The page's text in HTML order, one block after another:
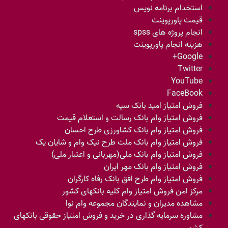
استخدام برنامه نویس
قیمت پاورپوینت
انجام پروژه های spss
هزینه انجام پاورپوینت
Google+
Twitter
YouTube
FaceBook
فروش امتیاز امید بانک سپه
فروش امتیاز وام بانک رسالت و استعلام قیمت
فروش امتیاز وام بانک کشاورزی طرح احسان
فروش امتیاز وام بانک ملت طرح نیک وام و شایان یک
فروش امتیاز وام بانک ملی(مهربانی و اعتبار ملی)
فروش امتیاز وام بانک مهر ایران
فروش امتیاز وام طرح افق بانک رفاه کارگران
مرکز امن فروش امتیاز وام کلیه بانکهای کشور
مشاهده مدیران و نمایندگان مجموعه وام نوا
مشاوره سرمایه گذاری در خرید و فروش امتیاز حقوقی بانکهای